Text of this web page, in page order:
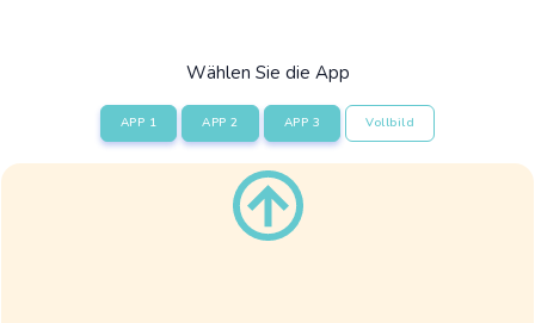
Wählen Sie die App
APP 1 APP 2 APP 3 Vollbild